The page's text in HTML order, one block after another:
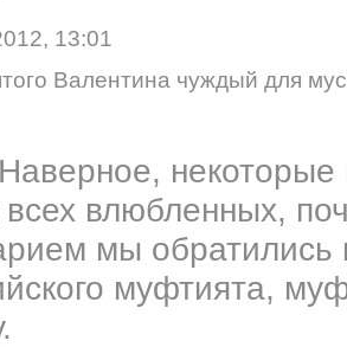
13:01
Валентина чуждый для
всех влюбленных,
мы обратились
муфтията,